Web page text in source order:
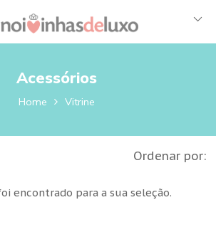
Acessórios
Home Vitrine
Ordenar por:
encontrado para a sua seleção.